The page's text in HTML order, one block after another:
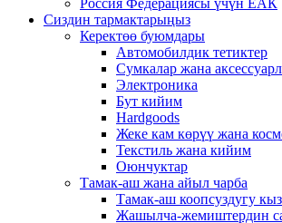
Россия Федерациясы үчүн ЕАК
Сиздин тармактарыңыз
Керектөө буюмдары
Автомобилдик тетиктер
Сумкалар жана
Электроника
Бут кийим
Hardgoods
Жеке кам көрүү жана
Текстиль жана кийим
Оюнчуктар
Тамак-аш жана айыл чарба
Тамак-аш коопсуздугу
Жашылча-жемиштердин